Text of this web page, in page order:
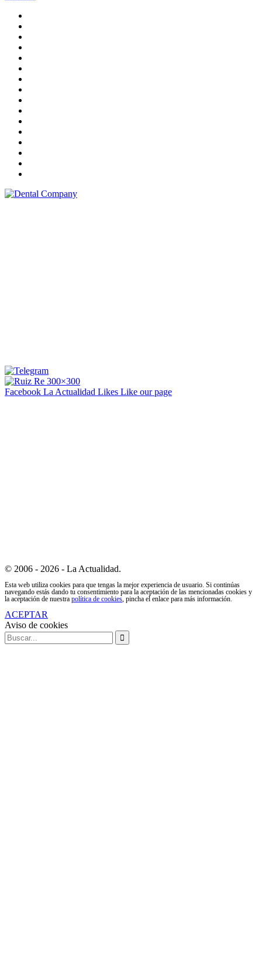
Facebook La Actualidad Likes Like our page
© 2006 - 2026 - La Actualidad.
Esta web utiliza cookies para que tengas la mejor experiencia de usuario. Si continúas
navegando estás dando tu consentimiento para la aceptación de las mencionadas cookies y
la aceptación de nuestra política de cookies, pincha el enlace para más información.
ACEPTAR
Aviso de cookies